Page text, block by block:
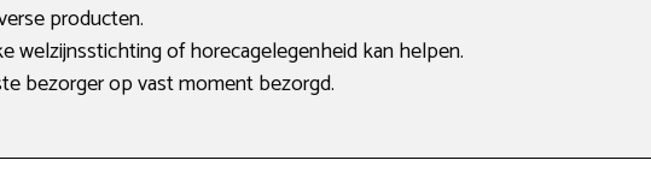
producten.
welzijnsstichting of horecagelegenheid kan helpen.
bezorger op vast moment bezorgd.